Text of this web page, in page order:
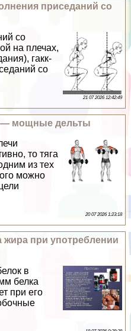
приседаний со
со
на плечах,
гакк-
со
21 07 2026 12:42:49
— мощные дельты
то тяга
из тех
можно
20 07 2026 1:23:18
жира при употрeблении
в
белка
при его